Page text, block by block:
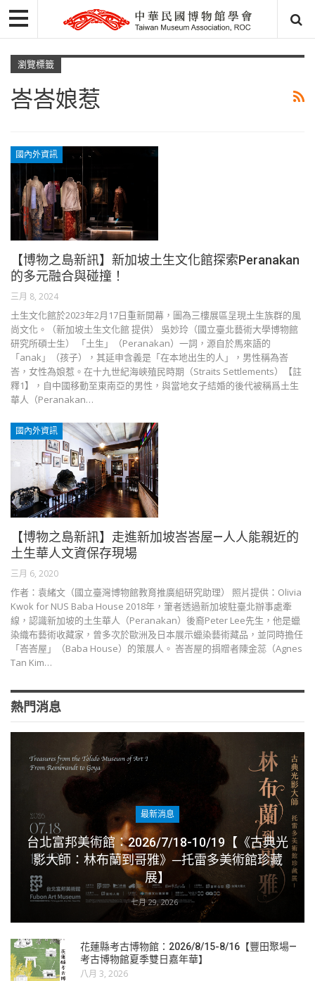
瀏覽標籤
峇峇娘惹
國內外資訊
【博物之島新訊】新加坡土生文化館探索Peranakan
的多元融合與碰撞！
三月 8, 2024
土生文化館於2023年2月17日重新開幕，圖為三樓展區呈現土生族群的風
尚文化。（新加坡土生文化館 提供） 吳妙玲（國立臺北藝術大學博物館
研究所碩士生） 「土生」（Peranakan）一詞，源自於馬來語的
「anak」（孩子），其延申含義是「在本地出生的人」，男性稱為峇
峇，女性為娘惹。在十九世紀海峽殖民時期（Straits Settlements）【註
釋1】，自中國移動至東南亞的男性，與當地女子結婚的後代被稱爲土生
華人（Peranakan…
國內外資訊
【博物之島新訊】走進新加坡峇峇屋—人人能親近的
土生華人文資保存現場
三月 6, 2020
作者：袁緒文（國立臺灣博物館教育推廣組研究助理） 照片提供：Olivia
Kwok for NUS Baba House 2018年，筆者透過新加坡駐臺北辦事處牽
線，認識新加坡的土生華人（Peranakan）後裔Peter Lee先生，他是蠟
染織布藝術收藏家，曾多次於歐洲及日本展示蠟染藝術藏品，並同時擔任
「峇峇屋」（Baba House）的策展人。 峇峇屋的捐贈者陳金蕊（Agnes
Tan Kim…
熱門消息
最新消息
台北富邦美術館：2026/7/18-10/19【《古典光
影大師：林布蘭到哥雅》─托雷多美術館珍藏
展】
七月 29, 2026
花蓮縣考古博物館：2026/8/15-8/16【豐田聚場—
考古博物館夏季雙日嘉年華】
八月 3, 2026